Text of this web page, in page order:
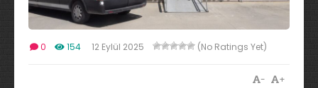
0 154 12 Eylül 2025 (No Ratings Yet)
+
-